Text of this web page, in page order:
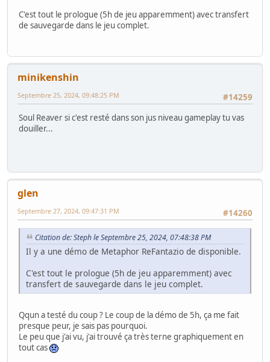
C'est tout le prologue (5h de jeu apparemment) avec transfert
de sauvegarde dans le jeu complet.
minikenshin
#14259
Septembre 25, 2024, 09:48:25 PM
Soul Reaver si c'est resté dans son jus niveau gameplay tu vas
douiller...
glen
#14260
Septembre 27, 2024, 09:47:31 PM
Citation de: Steph le Septembre 25, 2024, 07:48:38 PM
Il y a une démo de Metaphor ReFantazio de disponible.
C'est tout le prologue (5h de jeu apparemment) avec
transfert de sauvegarde dans le jeu complet.
Qqun a testé du coup ? Le coup de la démo de 5h, ça me fait
presque peur, je sais pas pourquoi.
Le peu que j'ai vu, j'ai trouvé ça très terne graphiquement en
tout cas